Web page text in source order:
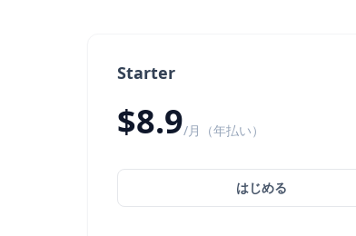
Starter
$8.9/月（年払い）
はじめる